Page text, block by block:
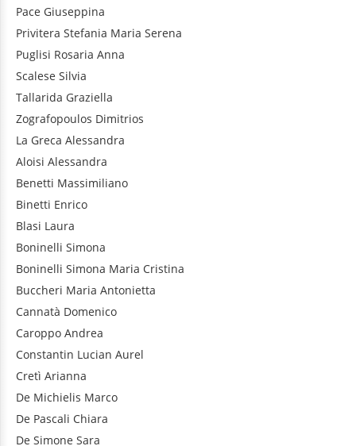
Pace Giuseppina
Privitera Stefania Maria Serena
Puglisi Rosaria Anna
Scalese Silvia
Tallarida Graziella
Zografopoulos Dimitrios
La Greca Alessandra
Aloisi Alessandra
Benetti Massimiliano
Binetti Enrico
Blasi Laura
Boninelli Simona
Boninelli Simona Maria Cristina
Buccheri Maria Antonietta
Cannatà Domenico
Caroppo Andrea
Constantin Lucian Aurel
Cretì Arianna
De Michielis Marco
De Pascali Chiara
De Simone Sara